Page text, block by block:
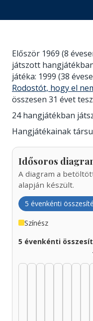
Először 1969 (8
játszott
játéka: 1999 (38
Rodostót, hogy el
összesen 31 évet
24 hangjátékban
Hangjátékainak
Idősoros
A diagram a
alapján készült.
5 évenkénti
Színész
5 évenkénti